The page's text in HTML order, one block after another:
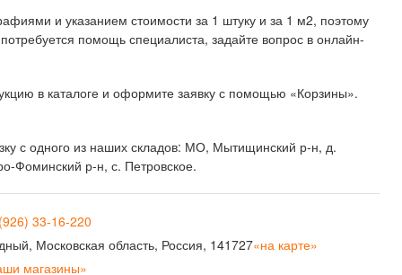
и указанием стоимости за 1 штуку и за 1 м2, поэтому
помощь специалиста, задайте вопрос в онлайн-
в каталоге и оформите заявку с помощью «Корзины».
с одного из наших складов: МО, Мытищинский р-н, д.
Фоминский р-н, с. Петровское.
33-16-220
Московская область, Россия, 141727«на карте»
магазины»